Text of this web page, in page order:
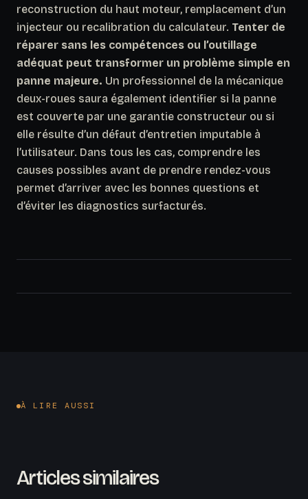
reconstruction du haut moteur, remplacement d’un
injecteur ou recalibration du calculateur. Tenter de
réparer sans les compétences ou l’outillage
adéquat peut transformer un problème simple en
panne majeure. Un professionnel de la mécanique
deux-roues saura également identifier si la panne
est couverte par une garantie constructeur ou si
elle résulte d’un défaut d’entretien imputable à
l’utilisateur. Dans tous les cas, comprendre les
causes possibles avant de prendre rendez-vous
permet d’arriver avec les bonnes questions et
d’éviter les diagnostics surfacturés.
À LIRE AUSSI
Articles similaires